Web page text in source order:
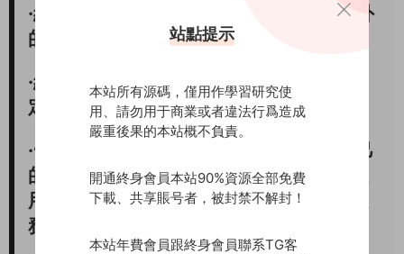
·經常異地辦公、經常出差或想要公司以外
的地方處理文件的人。
·經常存放資料到U盤。但是U盤卻是不穩
定，經常有病毒等。
·一些私密的文件。隻想要自己看到或自己
的幾個好友能看到得到，可以有網絡上租
用一個空間，讓自己的文件放到空間的服
務器上。
站點提示
本站所有源碼，僅用作學習研究使
用、請勿用于商業或者違法行爲造成
嚴重後果的本站概不負責。
開通終身會員本站90%資源全部免費
下載、共享賬号者，被封禁不解封！
本站年費會員跟終身會員聯系TG客